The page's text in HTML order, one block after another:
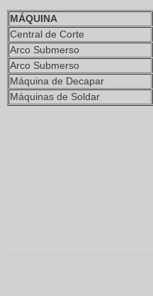
MÁQUINA
Central de Corte
Arco Submerso
Arco Submerso
Máquina de Decapar
Máquinas de Soldar